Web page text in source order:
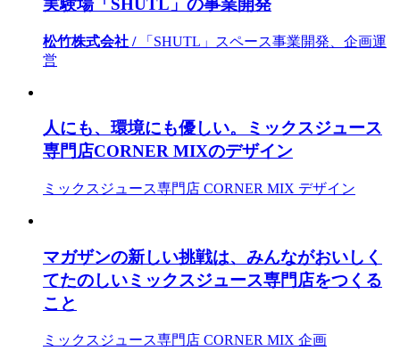
実験場「SHUTL」の事業開発
松竹株式会社 /
「SHUTL」スペース事業開発、企画運
営
人にも、環境にも優しい。ミックスジュース
専門店CORNER MIXのデザイン
ミックスジュース専門店 CORNER MIX デザイン
マガザンの新しい挑戦は、みんながおいしく
てたのしいミックスジュース専門店をつくる
こと
ミックスジュース専門店 CORNER MIX 企画